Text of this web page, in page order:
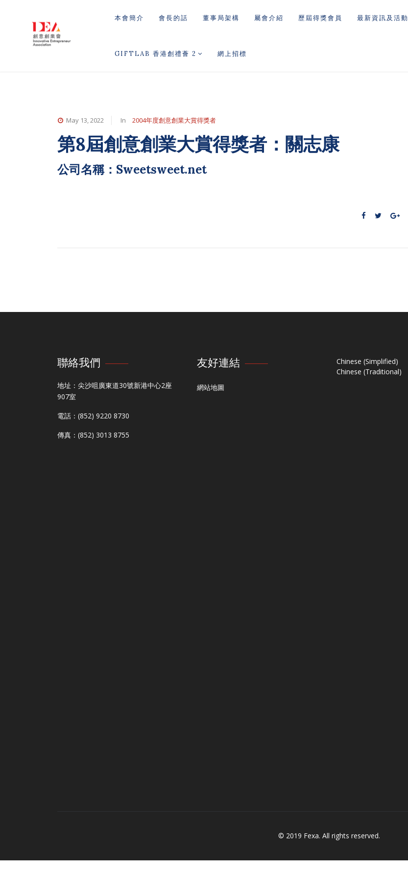
本會簡介 會長的話 董事局架構 屬會介紹 歷屆得獎會員 最新資訊及活動
GIFTLAB 香港創禮薈 2 網上招標
May 13, 2022 In 2004年度創意創業大賞得獎者
第8屆創意創業大賞得獎者：關志康
公司名稱：Sweetsweet.net
聯絡我們
地址：尖沙咀廣東道30號新港中心2座
907室
電話：(852) 9220 8730
傳真：(852) 3013 8755
友好連結
網站地圖
Chinese (Simplified)
Chinese (Traditional)
© 2019 Fexa. All rights reserved.